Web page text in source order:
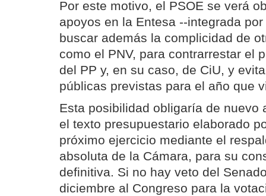
Por este motivo, el PSOE se verá
apoyos en la Entesa --integrada
buscar además la complicidad de
como el PNV, para contrarrestar el
del PP y, en su caso, de CiU, y
públicas previstas para el año que
Esta posibilidad obligaría de nuevo
el texto presupuestario elaborado
próximo ejercicio mediante el
absoluta de la Cámara, para su
definitiva. Si no hay veto del
diciembre al Congreso para la